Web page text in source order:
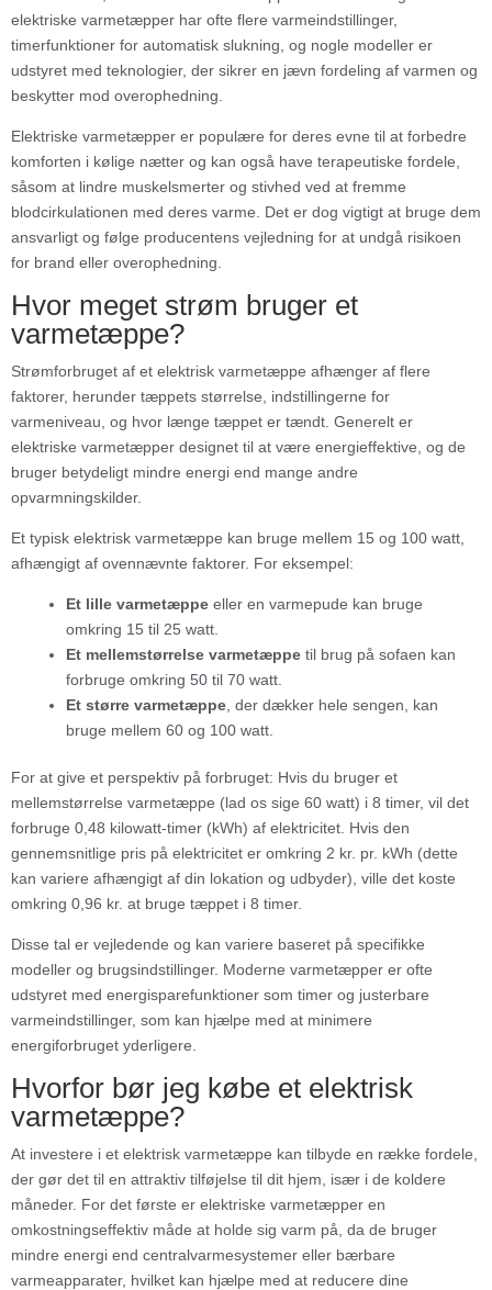
elektriske varmetæpper har ofte flere varmeindstillinger,
timerfunktioner for automatisk slukning, og nogle modeller er
udstyret med teknologier, der sikrer en jævn fordeling af varmen og
beskytter mod overophedning.
Elektriske varmetæpper er populære for deres evne til at forbedre
komforten i kølige nætter og kan også have terapeutiske fordele,
såsom at lindre muskelsmerter og stivhed ved at fremme
blodcirkulationen med deres varme. Det er dog vigtigt at bruge dem
ansvarligt og følge producentens vejledning for at undgå risikoen
for brand eller overophedning.
Hvor meget strøm bruger et
varmetæppe?
Strømforbruget af et elektrisk varmetæppe afhænger af flere
faktorer, herunder tæppets størrelse, indstillingerne for
varmeniveau, og hvor længe tæppet er tændt. Generelt er
elektriske varmetæpper designet til at være energieffektive, og de
bruger betydeligt mindre energi end mange andre
opvarmningskilder.
Et typisk elektrisk varmetæppe kan bruge mellem 15 og 100 watt,
afhængigt af ovennævnte faktorer. For eksempel:
Et lille varmetæppe eller en varmepude kan bruge
omkring 15 til 25 watt.
Et mellemstørrelse varmetæppe til brug på sofaen kan
forbruge omkring 50 til 70 watt.
Et større varmetæppe , der dækker hele sengen, kan
bruge mellem 60 og 100 watt.
For at give et perspektiv på forbruget: Hvis du bruger et
mellemstørrelse varmetæppe (lad os sige 60 watt) i 8 timer, vil det
forbruge 0,48 kilowatt-timer (kWh) af elektricitet. Hvis den
gennemsnitlige pris på elektricitet er omkring 2 kr. pr. kWh (dette
kan variere afhængigt af din lokation og udbyder), ville det koste
omkring 0,96 kr. at bruge tæppet i 8 timer.
Disse tal er vejledende og kan variere baseret på specifikke
modeller og brugsindstillinger. Moderne varmetæpper er ofte
udstyret med energisparefunktioner som timer og justerbare
varmeindstillinger, som kan hjælpe med at minimere
energiforbruget yderligere.
Hvorfor bør jeg købe et elektrisk
varmetæppe?
At investere i et elektrisk varmetæppe kan tilbyde en række fordele,
der gør det til en attraktiv tilføjelse til dit hjem, især i de koldere
måneder. For det første er elektriske varmetæpper en
omkostningseffektiv måde at holde sig varm på, da de bruger
mindre energi end centralvarmesystemer eller bærbare
varmeapparater, hvilket kan hjælpe med at reducere dine